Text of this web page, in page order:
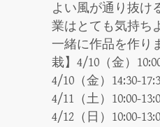
よい風が通り抜け
業はとても気持ち
一緒に作品を作り
栽】4/10（金）
4/10（金）14:30-
4/11（土）10:00-
4/12（日）10:00-